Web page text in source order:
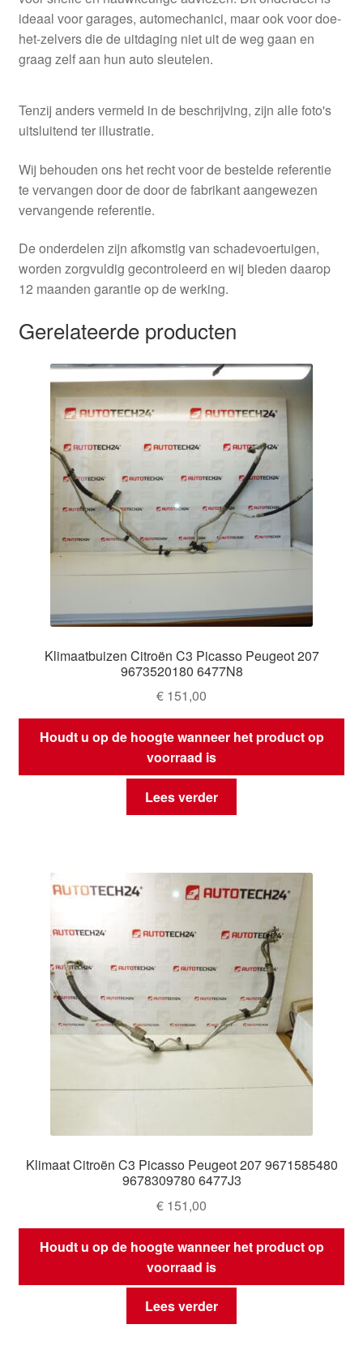
ideaal voor garages, automechanici, maar ook voor doe-
het-zelvers die de uitdaging niet uit de weg gaan en
graag zelf aan hun auto sleutelen.
Tenzij anders vermeld in de beschrijving, zijn alle foto's
uitsluitend ter illustratie.
Wij behouden ons het recht voor de bestelde referentie
te vervangen door de door de fabrikant aangewezen
vervangende referentie.
De onderdelen zijn afkomstig van schadevoertuigen,
worden zorgvuldig gecontroleerd en wij bieden daarop
12 maanden garantie op de werking.
Gerelateerde producten
Klimaatbuizen Citroën C3 Picasso Peugeot 207
9673520180 6477N8
€ 151,00
Houdt u op de hoogte wanneer het product op
voorraad is
Lees verder
Klimaat Citroën C3 Picasso Peugeot 207 9671585480
9678309780 6477J3
€ 151,00
Houdt u op de hoogte wanneer het product op
voorraad is
Lees verder